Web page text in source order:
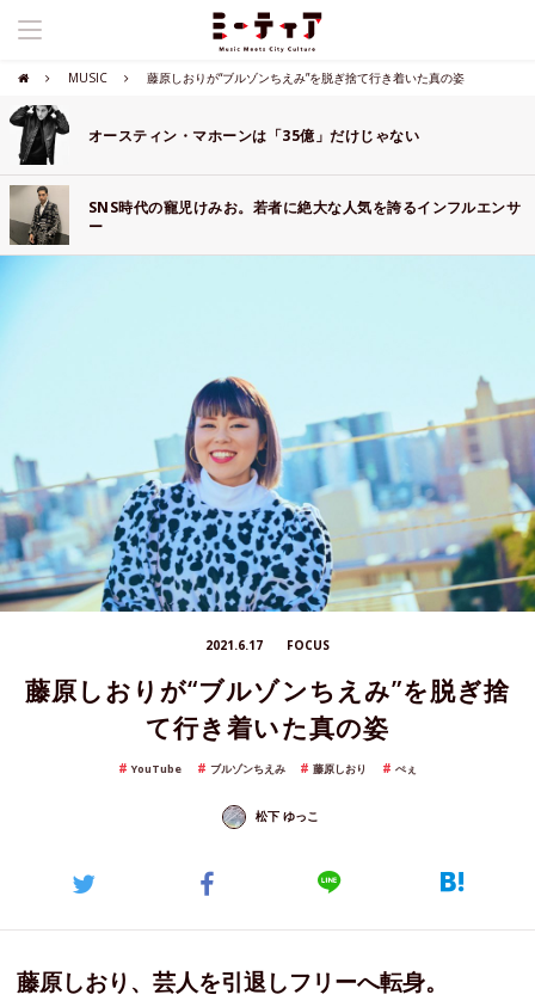
MUSIC 藤原しおりが“ブルゾンちえみ”を脱ぎ捨て行き着いた真の姿
オースティン・マホーンは「35億」だけじゃない
SNS時代の寵児けみお。若者に絶大な人気を誇るインフルエンサ
ー
2021.6.17 FOCUS
藤原しおりが“ブルゾンちえみ”を脱ぎ捨
て行き着いた真の姿
YouTube ブルゾンちえみ 藤原しおり ぺぇ
松下 ゆっこ
藤原しおり、芸人を引退しフリーへ転身。